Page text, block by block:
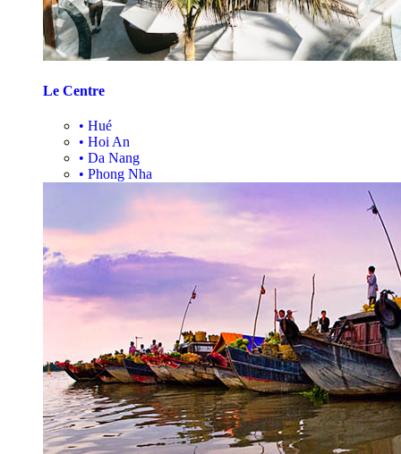
Le Centre
• Hué
• Hoi An
• Da Nang
• Phong Nha